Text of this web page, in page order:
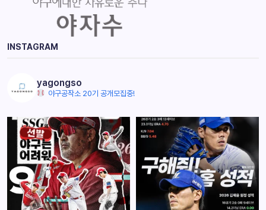
INSTAGRAM
yagongso
야구공작소 20기 공개모집중!